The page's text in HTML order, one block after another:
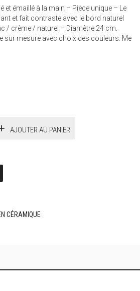
et émaillé à la main – Pièce unique – Le
et fait contraste avec le bord naturel
/ crème / naturel – Diamètre 24 cm.
sur mesure avec choix des couleurs. Me
AJOUTER AU PANIER
CÉRAMIQUE